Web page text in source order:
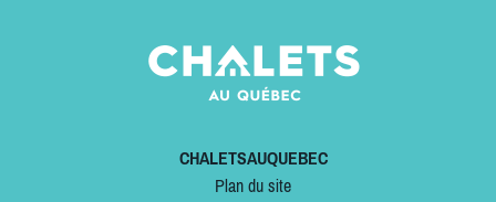
CHALETSAUQUEBEC
Plan du site